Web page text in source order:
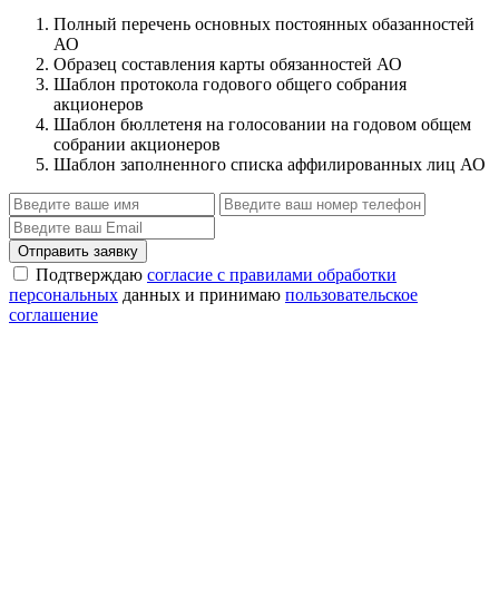
Полный перечень основных постоянных обазанностей
АО
Образец составления карты обязанностей АО
Шаблон протокола годового общего собрания
акционеров
Шаблон бюллетеня на голосовании на годовом общем
собрании акционеров
Шаблон заполненного списка аффилированных лиц АО
Отправить заявку
Подтверждаю согласие с правилами обработки
персональных данных и принимаю пользовательское
соглашение